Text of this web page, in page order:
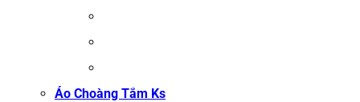
Áo Choàng Tắm Ks